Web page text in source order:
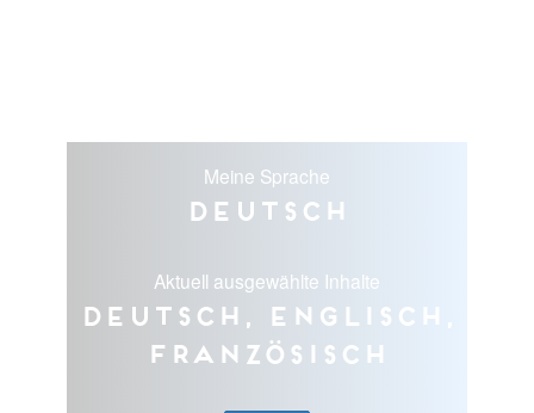
Meine Sprache
Deutsch
Aktuell ausgewählte Inhalte
Deutsch, Englisch,
Französisch